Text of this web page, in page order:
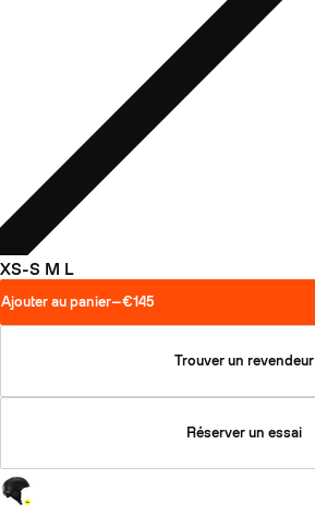
XS-S M L
Ajouter au panier—€145
Trouver un revendeur
Réserver un essai